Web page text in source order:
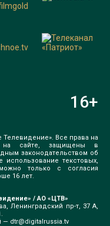
Все права на
на сайте, защищены в
законодательством об
использование текстовых,
только с согласия
16 лет.
/ АО «ЦТВ»
Ленинградский пр-т, 37 А,
— dtr@digitalrussia.tv
16+